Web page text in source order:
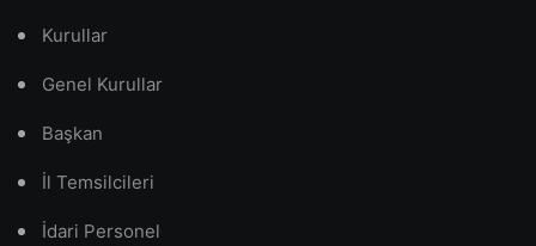
Kurullar
Genel Kurullar
Başkan
İl Temsilcileri
İdari Personel